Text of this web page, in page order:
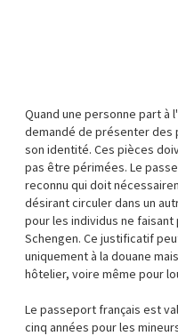
Quand une personne part à
demandé de présenter
son identité. Ces pièces
pas être périmées. Le
reconnu qui doit
désirant circuler dans un
pour les individus ne faisant
Schengen. Ce justificatif
uniquement à la douane
hôtelier, voire même pour
Le passeport français est
cinq années pour les